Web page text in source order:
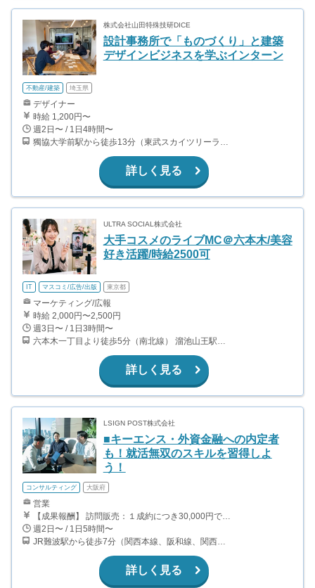
株式会社山田特殊技研DICE
設計事務所で「ものづくり」と建築
デザインビジネスを学ぶインターン
不動産/建築 埼玉県
デザイナー
時給 1,200円〜
週2日〜 / 1日4時間〜
獨協大学前駅から徒歩13分（東武スカイツリーライン、東武伊勢崎線、東武日光線、鬼怒川線）
詳しく見る
ULTRA SOCIAL株式会社
大手コスメのライブMC＠六本木/美容
好き活躍/時給2500可
IT マスコミ/広告/出版 東京都
マーケティング/広報
時給 2,000円〜2,500円
週3日〜 / 1日3時間〜
詳しく見る
LSIGN POST株式会社
■キーエンス・外資金融への内定者
も！就活無双のスキルを習得しよ
う！
コンサルティング 大阪府
営業
【成果報酬】 訪問販売：１成約につき30,000円です。 例えば、光インターネットの成約であれば、平均的に2.5日で1件の契約が見込めます。（12,000円/1日6時間稼働） ＜月収例＞月に100万以上稼ぐ方もいます！ ・月5件成約：150,000円 ・月15件成約：450,000円 ・月30成約：900,000円➕マネジメントインセンティブ300,000円 合計1,200,000円 時給換算で2,000円程度が、平均的なインターン生の報酬となっています。
週2日〜 / 1日5時間〜
JR難波駅から徒歩7分（関西本線、阪和線、関西空港線） 大阪難波駅から徒歩13分（近鉄奈良線、阪神なんば線） 桜川駅から徒歩4分（大阪メトロ千日前線、阪神なんば線）
詳しく見る